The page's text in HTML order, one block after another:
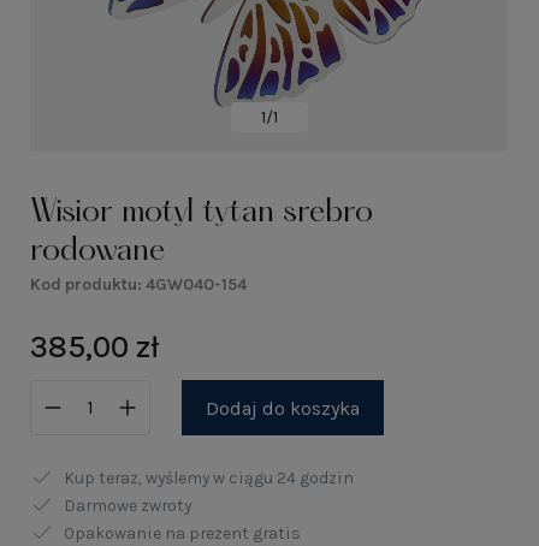
1/1
Wisior motyl tytan srebro
rodowane
Kod produktu: 4GW040-154
385,00 zł
Dodaj do koszyka
Kup teraz, wyślemy w ciągu 24 godzin
Darmowe zwroty
Opakowanie na prezent gratis